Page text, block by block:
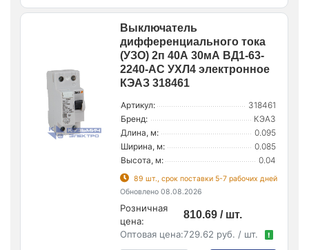
Выключатель
дифференциального тока
(УЗО) 2п 40А 30мА ВД1-63-
2240-АС УХЛ4 электронное
КЭАЗ 318461
Артикул:
318461
Бренд:
КЭАЗ
Длина, м:
0.095
Ширина, м:
0.085
Высота, м:
0.04
89 шт., срок поставки 5-7 рабочих дней
Обновлено 08.08.2026
Розничная
цена:
810.69 / шт.
Оптовая цена:729.62 руб. / шт. !